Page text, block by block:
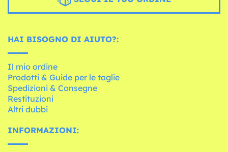
HAI BISOGNO DI AIUTO?:
Il mio ordine
Prodotti & Guide per le taglie
Spedizioni & Consegne
Restituzioni
Altri dubbi
INFORMAZIONI: